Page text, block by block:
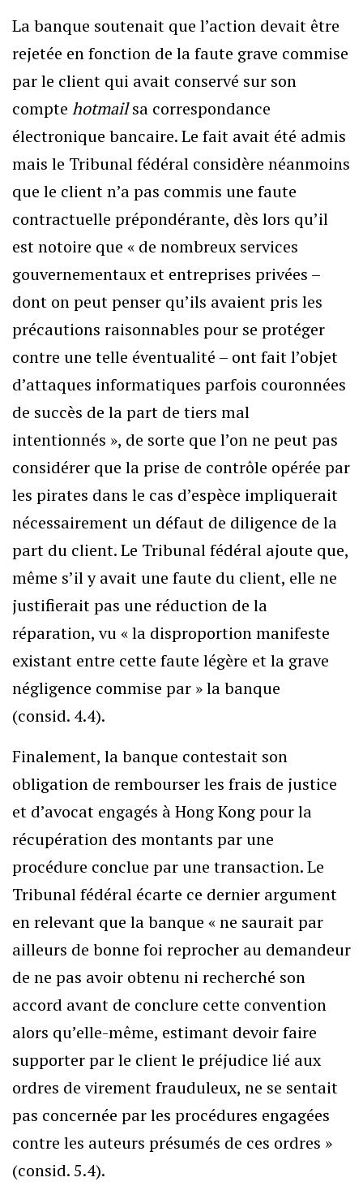
La banque soutenait que l’action devait être
rejetée en fonction de la faute grave commise
par le client qui avait conservé sur son
compte hotmailsa correspondance
électronique bancaire. Le fait avait été admis
mais le Tribunal fédéral considère néanmoins
que le client n’a pas commis une faute
contractuelle prépondérante, dès lors qu’il
est notoire que « de nombreux services
gouvernementaux et entreprises privées –
dont on peut penser qu’ils avaient pris les
précautions raisonnables pour se protéger
contre une telle éventualité – ont fait l’objet
d’attaques informatiques parfois couronnées
de succès de la part de tiers mal
intentionnés », de sorte que l’on ne peut pas
considérer que la prise de contrôle opérée par
les pirates dans le cas d’espèce impliquerait
nécessairement un défaut de diligence de la
part du client. Le Tribunal fédéral ajoute que,
même s’il y avait une faute du client, elle ne
justifierait pas une réduction de la
réparation, vu « la disproportion manifeste
existant entre cette faute légère et la grave
négligence commise par » la banque
(consid. 4.4).
Finalement, la banque contestait son
obligation de rembourser les frais de justice
et d’avocat engagés à Hong Kong pour la
récupération des montants par une
procédure conclue par une transaction. Le
Tribunal fédéral écarte ce dernier argument
en relevant que la banque « ne saurait par
ailleurs de bonne foi reprocher au demandeur
de ne pas avoir obtenu ni recherché son
accord avant de conclure cette convention
alors qu’elle-même, estimant devoir faire
supporter par le client le préjudice lié aux
ordres de virement frauduleux, ne se sentait
pas concernée par les procédures engagées
contre les auteurs présumés de ces ordres »
(consid. 5.4).